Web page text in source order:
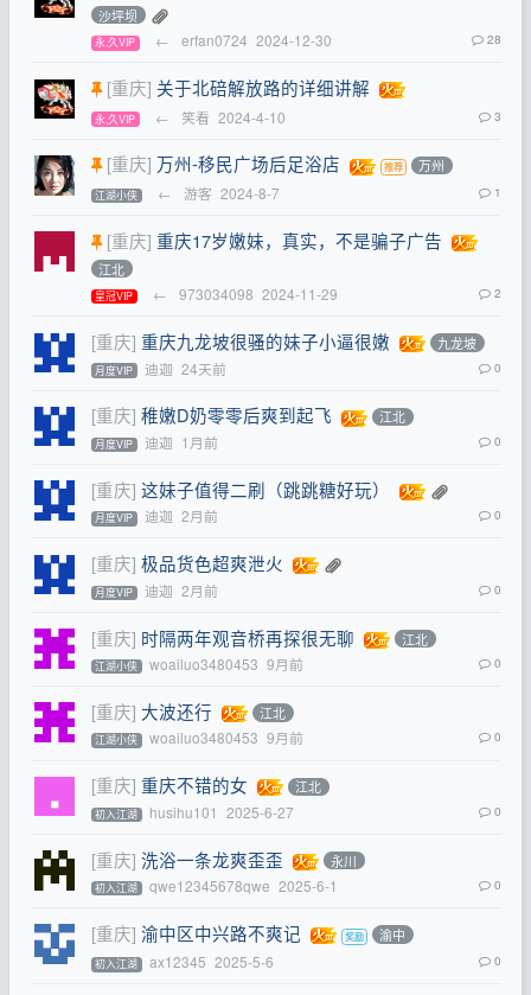
沙坪坝
永,久VIP ← erfan0724 2024-12-30 28
[重庆] 关于北碚解放路的详细讲解
永,久VIP ← 笑看 2024-4-10 3
[重庆] 万州-移民广场后足浴店 万州
江湖小侠 ← 游客 2024-8-7 1
[重庆] 重庆17岁嫩妹，真实，不是骗子广告
江北
皇冠VIP ← 973034098 2024-11-29 2
[重庆] 重庆九龙坡很骚的妹子小逼很嫩 九龙坡
月度VIP 迪迦 24天前 0
[重庆] 稚嫩D奶零零后爽到起飞 江北
月度VIP 迪迦 1月前 0
[重庆] 这妹子值得二刷（跳跳糖好玩）
月度VIP 迪迦 2月前 0
[重庆] 极品货色超爽泄火
月度VIP 迪迦 2月前 0
[重庆] 时隔两年观音桥再探很无聊 江北
江湖小侠 woailuo3480453 9月前 0
[重庆] 大波还行 江北
江湖小侠 woailuo3480453 9月前 0
[重庆] 重庆不错的女 江北
初入江湖 husihu101 2025-6-27 0
[重庆] 洗浴一条龙爽歪歪 永川
初入江湖 qwe12345678qwe 2025-6-1 0
[重庆] 渝中区中兴路不爽记 渝中
初入江湖 ax12345 2025-5-6 0